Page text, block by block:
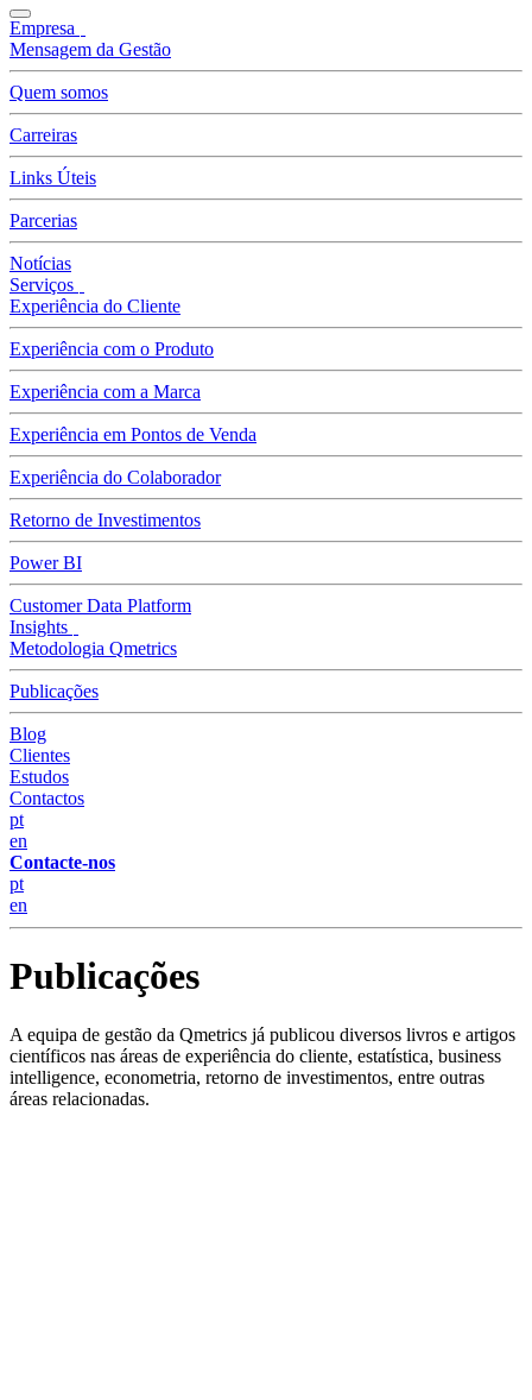
Empresa
Mensagem da Gestão
Quem somos
Carreiras
Links Úteis
Parcerias
Notícias
Serviços
Experiência do Cliente
Experiência com o Produto
Experiência com a Marca
Experiência em Pontos de Venda
Experiência do Colaborador
Retorno de Investimentos
Power BI
Customer Data Platform
Insights
Metodologia Qmetrics
Publicações
Blog
Clientes
Estudos
Contactos
pt
en
Contacte-nos
pt
en
Publicações
A equipa de gestão da Qmetrics já publicou diversos livros e artigos
científicos nas áreas de experiência do cliente, estatística, business
intelligence, econometria, retorno de investimentos, entre outras
áreas relacionadas.